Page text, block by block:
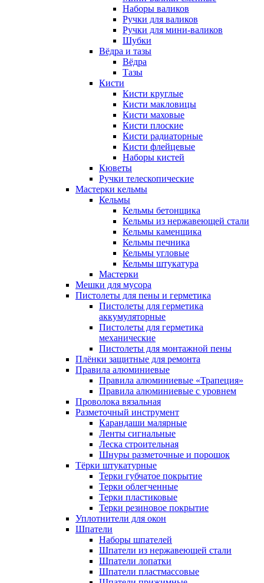
Наборы валиков
Ручки для валиков
Ручки для мини-валиков
Шубки
Вёдра и тазы
Вёдра
Тазы
Кисти
Кисти круглые
Кисти макловицы
Кисти маховые
Кисти плоские
Кисти радиаторные
Кисти флейцевые
Наборы кистей
Кюветы
Ручки телескопические
Мастерки кельмы
Кельмы
Кельмы бетонщика
Кельмы из нержавеющей стали
Кельмы каменщика
Кельмы печника
Кельмы угловые
Кельмы штукатура
Мастерки
Мешки для мусора
Пистолеты для пены и герметика
Пистолеты для герметика
аккумуляторные
Пистолеты для герметика
механические
Пистолеты для монтажной пены
Плёнки защитные для ремонта
Правила алюминиевые
Правила алюминиевые «Трапеция»
Правила алюминиевые с уровнем
Проволока вязальная
Разметочный инструмент
Карандаши малярные
Ленты сигнальные
Леска строительная
Шнуры разметочные и порошок
Тёрки штукатурные
Терки губчатое покрытие
Терки облегченные
Терки пластиковые
Терки резиновое покрытие
Уплотнители для окон
Шпатели
Наборы шпателей
Шпатели из нержавеющей стали
Шпатели лопатки
Шпатели пластмассовые